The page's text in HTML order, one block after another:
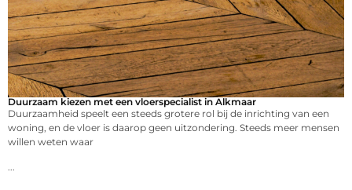
Duurzaam kiezen met een vloerspecialist in Alkmaar
Duurzaamheid speelt een steeds grotere rol bij de inrichting van een
woning, en de vloer is daarop geen uitzondering. Steeds meer mensen
willen weten waar
...